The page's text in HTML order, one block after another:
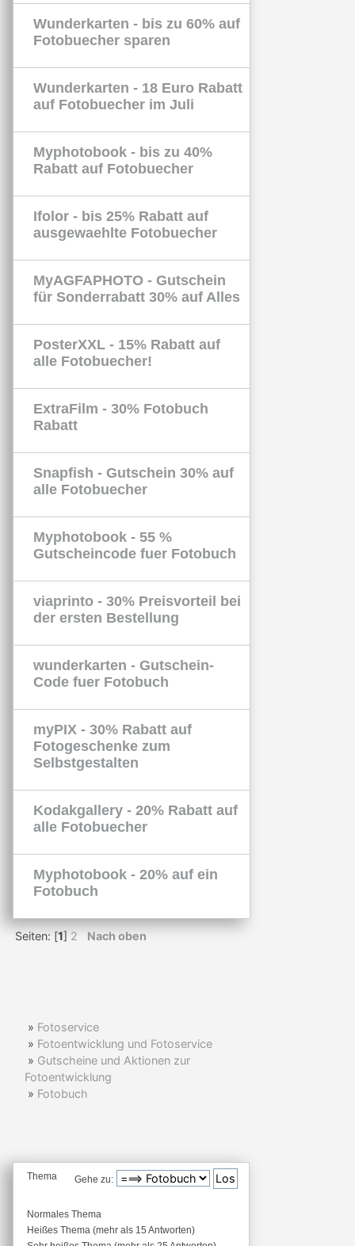
Wunderkarten - bis zu 60% auf
Fotobuecher sparen
Wunderkarten - 18 Euro Rabatt
auf Fotobuecher im Juli
Myphotobook - bis zu 40%
Rabatt auf Fotobuecher
Ifolor - bis 25% Rabatt auf
ausgewaehlte Fotobuecher
MyAGFAPHOTO - Gutschein
für Sonderrabatt 30% auf Alles
PosterXXL - 15% Rabatt auf
alle Fotobuecher!
ExtraFilm - 30% Fotobuch
Rabatt
Snapfish - Gutschein 30% auf
alle Fotobuecher
Myphotobook - 55 %
Gutscheincode fuer Fotobuch
viaprinto - 30% Preisvorteil bei
der ersten Bestellung
wunderkarten - Gutschein-
Code fuer Fotobuch
myPIX - 30% Rabatt auf
Fotogeschenke zum
Selbstgestalten
Kodakgallery - 20% Rabatt auf
alle Fotobuecher
Myphotobook - 20% auf ein
Fotobuch
Seiten: [1] 2 Nach oben
» Fotoservice
» Fotoentwicklung und Fotoservice
» Gutscheine und Aktionen zur
Fotoentwicklung
» Fotobuch
Gehe zu:
Normales Thema
Heißes Thema (mehr als 15 Antworten)
Thema